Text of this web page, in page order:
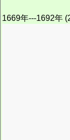
1669年---1692年